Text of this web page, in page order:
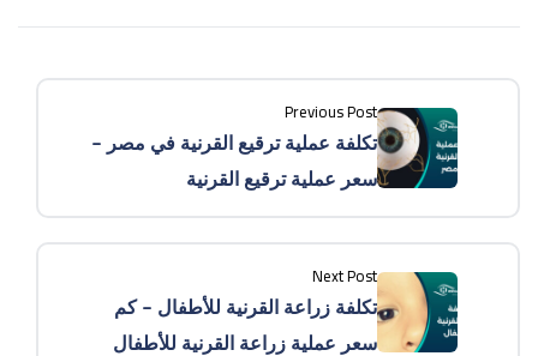
Previous Post
تكلفة عملية ترقيع القرنية في مصر –
سعر عملية ترقيع القرنية
Next Post
تكلفة زراعة القرنية للأطفال – كم
سعر عملية زراعة القرنية للأطفال